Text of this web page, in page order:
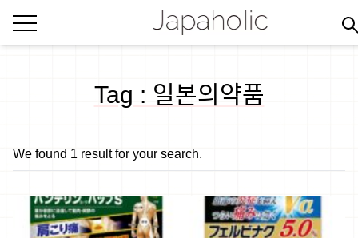
Tag : 일본의약품
We found 1 result for your search.